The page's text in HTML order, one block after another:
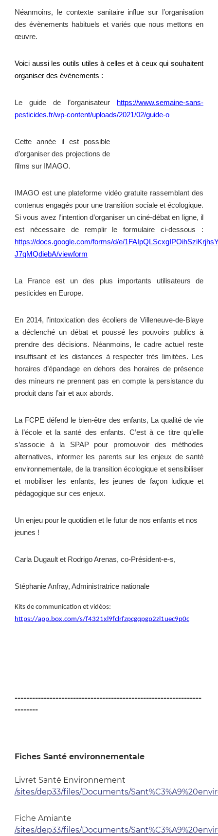
Néanmoins, le contexte sanitaire influe sur l’organisation
des évènements habituels et variés que nous mettons en
œuvre.
Voici aussi les outils utiles à celles et à ceux qui souhaitent
organiser des évènements :
Le guide de l’organisateur
https://www.semaine-sans-
pesticides.fr/wp-content/uploads/2021/02/guide-o
Cette année il est possible
d’organiser des projections de
films sur IMAGO.
IMAGO est une plateforme vidéo gratuite rassemblant des
contenus engagés pour une transition sociale et écologique.
Si vous avez l’intention d’organiser un ciné-débat en ligne, il
est nécessaire de remplir le formulaire ci-dessous :
https://docs.google.com/forms/d/e/
J7qMQdiebA/viewform
La France est un des plus importants utilisateurs de
pesticides en Europe.
En 2014, l’intoxication des écoliers de Villeneuve-de-Blaye
a déclenché un débat et poussé les pouvoirs publics à
prendre des décisions. Néanmoins, le cadre actuel reste
insuffisant et les distances à respecter très limitées. Les
horaires d’épandage en dehors des horaires de présence
des mineurs ne prennent pas en compte la persistance du
produit dans l’air et aux abords.
La FCPE défend le bien-être des enfants, La qualité de vie
à l’école et la santé des enfants. C’est à ce titre qu’elle
s’associe à la SPAP pour promouvoir des méthodes
alternatives, informer les parents sur les enjeux de santé
environnementale, de la transition écologique et sensibiliser
et mobiliser les enfants, les jeunes de façon ludique et
pédagogique sur ces enjeux.
Un enjeu pour le quotidien et le futur de nos enfants et nos
jeunes !
Carla Dugault et Rodrigo Arenas, co-Président-e-s,
Stéphanie Anfray, Administratrice nationale
Kits de communication et vidéos:
https://app.box.com/s/f4321xl9fclrfzpcgqpgp2zl1uec9p0c
----------------------------------------------------------------
--------
Fiches Santé environnementale
Livret Santé Environnement
/sites/dep33/files/Documents/
Fiche Amiante
/sites/dep33/files/Documents/